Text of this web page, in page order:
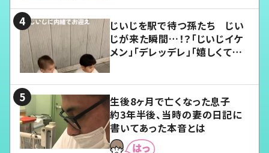
じいじを駅で待つ孫たち じい
じが来た瞬間…！？「じいじイケ
メン」「デレッデレ」「嬉しくて可
生後8ヶ月で亡くなった息子
約3年半後、当時の妻の日記に
書いてあった本音とは